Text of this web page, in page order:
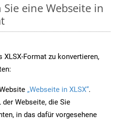
eine Webseite in
XLSX-Format zu konvertieren,
„Webseite in XLSX“.
der Webseite, die Sie
in das dafür vorgesehene